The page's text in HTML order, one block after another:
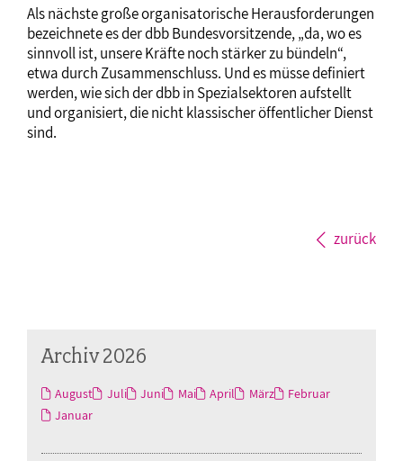
Als nächste große organisatorische Herausforderungen
bezeichnete es der dbb Bundesvorsitzende, „da, wo es
sinnvoll ist, unsere Kräfte noch stärker zu bündeln“,
etwa durch Zusammenschluss. Und es müsse definiert
werden, wie sich der dbb in Spezialsektoren aufstellt
und organisiert, die nicht klassischer öffentlicher Dienst
sind.
zurück
Archiv 2026
August Juli Juni Mai April März
Februar
Januar